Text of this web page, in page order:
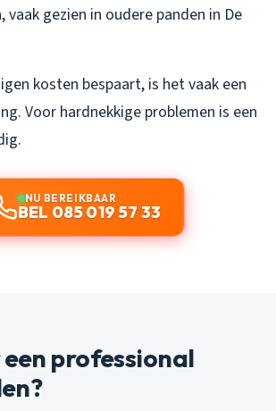
vaak gezien in oudere panden in De
kosten bespaart, is het vaak een
Voor hardnekkige problemen is een
NU BEREIKBAAR
BEL 085 019 57 33
professional